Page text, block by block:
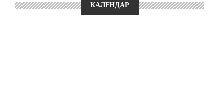
КАЛЕНДАР